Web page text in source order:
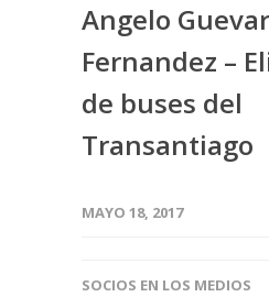
Angelo
Fernandez –
de buses del
Transantiago
MAYO 18, 2017
SOCIOS EN LOS MEDIOS